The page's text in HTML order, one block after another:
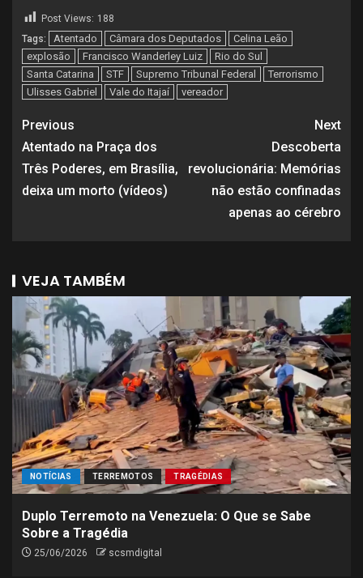
Post Views: 188
Tags:
Atentado Câmara dos Deputados
Celina Leão
explosão
Francisco Wanderley Luiz
Rio do Sul
Santa Catarina
STF Supremo Tribunal Federal
Terrorismo
Ulisses Gabriel
Vale do Itajaí vereador
Previous
Atentado na Praça dos
Três Poderes, em Brasília,
deixa um morto (vídeos)
Next
Descoberta
revolucionária: Memórias
não estão confinadas
apenas ao cérebro
VEJA TAMBÉM
NOTÍCIAS TERREMOTOS TRAGÉDIAS
Duplo Terremoto na Venezuela: O Que se Sabe
Sobre a Tragédia
25/06/2026 scsmdigital